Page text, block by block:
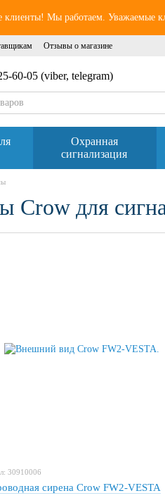
клиенты! Мы работаем. Уважаемые
Отзывы о магазине
60-05 (viber, telegram)
Охранная
сигнализация
Crow для
30910006
сирена Crow FW2-VESTA